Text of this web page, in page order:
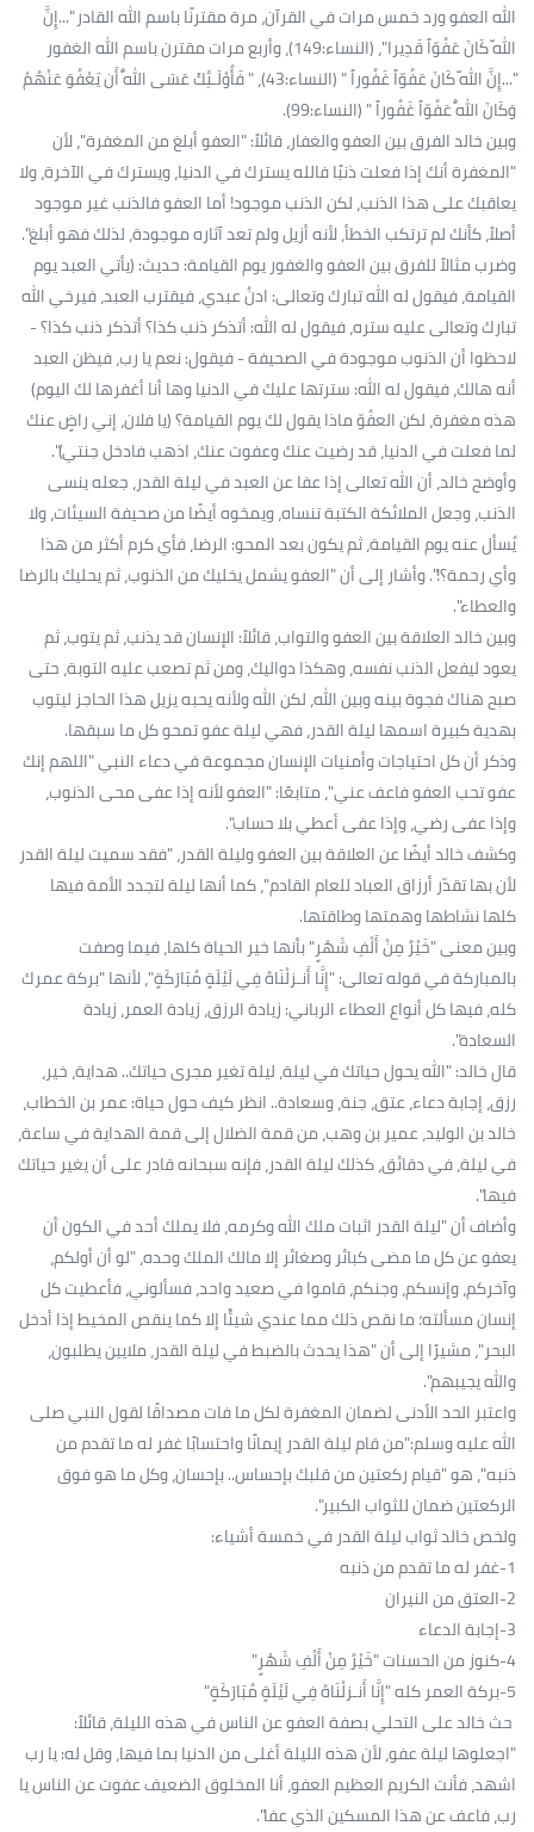
الله العفو ورد خمس مرات في القرآن، مرة مقترنًا باسم الله القادر "...إِنَّ
اللّهَ كَانَ عَفُوّاً قَدِيرا"، (النساء:149)، وأربع مرات مقترن باسم الله الغفور
"...إِنَّ اللّهَ كَانَ عَفُوّاً غَفُوراً " (النساء:43)، " فَأُوْلَـئِكَ عَسَى اللّهُ أَن يَعْفُوَ عَنْهُمْ
وَكَانَ اللّهُ عَفُوّاً غَفُوراً " (النساء:99).
وبين خالد الفرق بين العفو والغفار، قائلاً: "العفو أبلغ من المغفرة"، لأن
"المغفرة أنك إذا فعلت ذنبًا فالله يسترك في الدنيا، ويسترك في الآخرة، ولا
يعاقبك على هذا الذنب، لكن الذنب موجود! أما العفو فالذنب غير موجود
أصلاً، كأنك لم ترتكب الخطأ، لأنه أزيل ولم تعد آثاره موجودة، لذلك فهو أبلغ".
وضرب مثالاً للفرق بين العفو والغفور يوم القيامة: حديث: (يأتي العبد يوم
القيامة، فيقول له الله تبارك وتعالى: ادنُ عبدي، فيقترب العبد، فيرخي الله
تبارك وتعالى عليه ستره، فيقول له الله: أتذكر ذنب كذا؟ أتذكر ذنب كذا؟ -
لاحظوا أن الذنوب موجودة في الصحيفة - فيقول: نعم يا رب، فيظن العبد
أنه هالك، فيقول له الله: سترتها عليك في الدنيا وها أنا أغفرها لك اليوم)
هذه مغفرة، لكن العفُوّ ماذا يقول لك يوم القيامة؟ (يا فلان، إني راضٍ عنك
لما فعلت في الدنيا، قد رضيت عنك وعفوت عنك، اذهب فادخل جنتي)".
وأوضح خالد، أن الله تعالى إذا عفا عن العبد في ليلة القدر، جعله ينسى
الذنب، وجعل الملائكة الكتبة تنساه، ويمحَوه أيضًا من صحيفة السيئات، ولا
يُسأل عنه يوم القيامة، ثم يكون بعد المحو: الرضا، فأي كرم أكثر من هذا
وأي رحمة؟!". وأشار إلى أن "العفو يشمل يخليك من الذنوب، ثم يحليك بالرضا
والعطاء".
وبين خالد العلاقة بين العفو والتواب، قائلاً: الإنسان قد يذنب، ثم يتوب، ثم
يعود ليفعل الذنب نفسه، وهكذا دواليك، ومن ثم تصعب عليه التوبة، حتى
صبح هناك فجوة بينه وبين الله، لكن الله ولأنه يحبه يزيل هذا الحاجز ليتوب
بهدية كبيرة اسمها ليلة القدر، فهي ليلة عفو تمحو كل ما سبقها.
وذكر أن كل احتياجات وأمنيات الإنسان مجموعة في دعاء النبي "اللهم إنك
عفو تحب العفو فاعف عني"، متابعًا: "العفو لأنه إذا عفى محى الذنوب،
وإذا عفى رضي، وإذا عفى أعطي بلا حساب".
وكشف خالد أيضًا عن العلاقة بين العفو وليلة القدر، "فقد سميت ليلة القدر
لأن بها تقدّر أرزاق العباد للعام القادم"، كما أنها ليلة لتجدد الأمة فيها
كلها نشاطها وهمتها وطاقتها.
وبين معنى "خَيْرٌ مِنْ أَلْفِ شَهْرٍ" بأنها خير الحياة كلها، فيما وصفت
بالمباركة في قوله تعالى: "إِنَّا أَنـزلْنَاهُ فِي لَيْلَةٍ مُبَارَكَةٍ"، لأنها "بركة عمرك
كله، فيها كل أنواع العطاء الرباني: زيادة الرزق، زيادة العمر، زيادة
السعادة".
قال خالد: "الله يحول حياتك في ليلة، ليلة تغير مجرى حياتك.. هداية، خير،
رزق، إجابة دعاء، عتق، جنة، وسعادة.. انظر كيف حول حياة: عمر بن الخطاب،
خالد بن الوليد، عمير بن وهب، من قمة الضلال إلى قمة الهداية في ساعة،
في ليلة، في دقائق، كذلك ليلة القدر، فإنه سبحانه قادر على أن يغير حياتك
فيها".
وأضاف أن "ليلة القدر اثبات ملك الله وكرمه، فلا يملك أحد في الكون أن
يعفو عن كل ما مضى كبائر وصغائر إلا مالك الملك وحده، "لو أن أولكم،
وآخركم، وإنسكم، وجنكم، قاموا في صعيد واحد، فسألوني، فأعطيت كل
إنسان مسألته؛ ما نقص ذلك مما عندي شيئًا إلا كما ينقص المخيط إذا أدخل
البحر"، مشيرًا إلى أن "هذا يحدث بالضبط في ليلة القدر، ملايين يطلبون،
والله يجيبهم".
واعتبر الحد الأدنى لضمان المغفرة لكل ما فات مصداقًا لقول النبي صلى
الله عليه وسلم:"من قام ليلة القدر إيمانًا واحتسابًا غفر له ما تقدم من
ذنبه"، هو "قيام ركعتين من قلبك بإحساس.. بإحسان، وكل ما هو فوق
الركعتين ضمان للثواب الكبير".
ولخص خالد ثواب ليلة القدر في خمسة أشياء:
1-غفر له ما تقدم من ذنبه
2-العتق من النيران
3-إجابة الدعاء
4-كنوز من الحسنات "خَيْرٌ مِنْ أَلْفِ شَهْرٍ"
5-بركة العمر كله "إِنَّا أَنـزلْنَاهُ فِي لَيْلَةٍ مُبَارَكَةٍ"
حث خالد على التحلي بصفة العفو عن الناس في هذه الليلة، قائلاً:
"اجعلوها ليلة عفو، لأن هذه الليلة أغلى من الدنيا بما فيها، وقل له: يا رب
اشهد، فأنت الكريم العظيم العفو، أنا المخلوق الضعيف عفوت عن الناس يا
رب، فاعف عن هذا المسكين الذي عفا".